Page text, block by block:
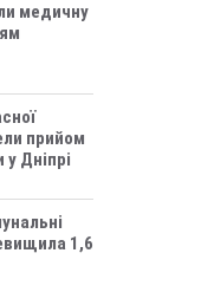
медичну
прийом
Дніпрі
1,6